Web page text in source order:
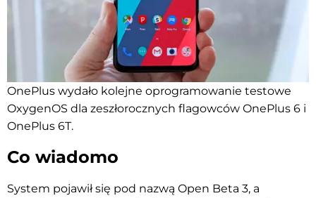
OnePlus wydało kolejne oprogramowanie testowe
OxygenOS dla zeszłorocznych flagowców OnePlus 6 i
OnePlus 6T.
Co wiadomo
System pojawił się pod nazwą Open Beta 3, a